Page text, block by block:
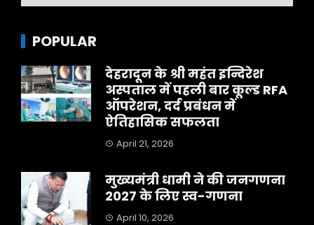
POPULAR
देहरादून के श्री महंत इन्दिरेश
अस्पताल में पहली बार कूल्ड RFA
ऑपरेशन, दर्द प्रबंधन में
ऐतिहासिक सफलता
April 21, 2026
मुख्यमंत्री धामी ने की जनगणना
2027 के लिए स्व-गणना
April 10, 2026